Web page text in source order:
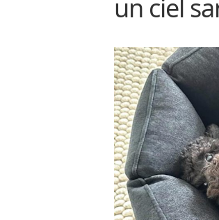
un ciel